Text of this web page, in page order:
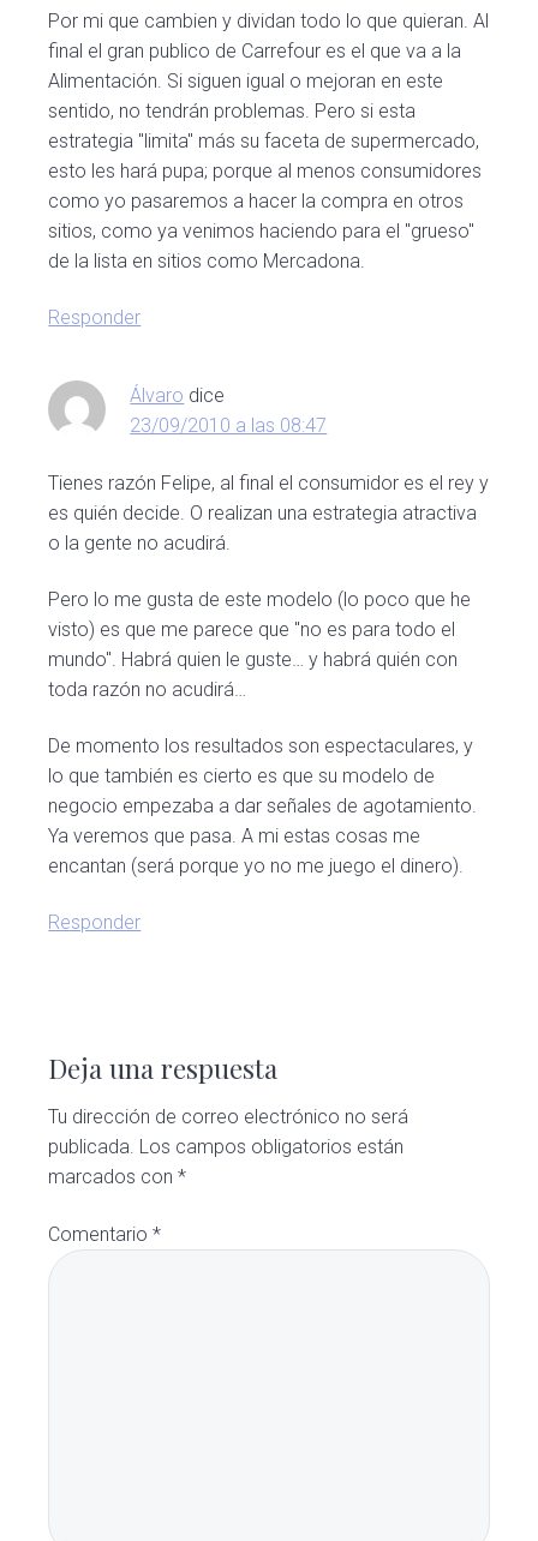
Por mi que cambien y dividan todo lo que quieran. Al
final el gran publico de Carrefour es el que va a la
Alimentación. Si siguen igual o mejoran en este
sentido, no tendrán problemas. Pero si esta
estrategia "limita" más su faceta de supermercado,
esto les hará pupa; porque al menos consumidores
como yo pasaremos a hacer la compra en otros
sitios, como ya venimos haciendo para el "grueso"
de la lista en sitios como Mercadona.
Responder
Álvaro dice
23/09/2010 a las 08:47
Tienes razón Felipe, al final el consumidor es el rey y
es quién decide. O realizan una estrategia atractiva
o la gente no acudirá.
Pero lo me gusta de este modelo (lo poco que he
visto) es que me parece que "no es para todo el
mundo". Habrá quien le guste… y habrá quién con
toda razón no acudirá…
De momento los resultados son espectaculares, y
lo que también es cierto es que su modelo de
negocio empezaba a dar señales de agotamiento.
Ya veremos que pasa. A mi estas cosas me
encantan (será porque yo no me juego el dinero).
Responder
Deja una respuesta
Tu dirección de correo electrónico no será
publicada. Los campos obligatorios están
marcados con*
Comentario*